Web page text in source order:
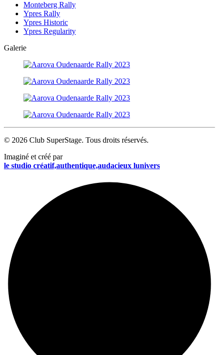
Monteberg Rally
Ypres Rally
Ypres Historic
Ypres Regularity
Galerie
© 2026 Club SuperStage. Tous droits réservés.
Imaginé et créé par
le studio créatif,authentique,audacieux lunivers